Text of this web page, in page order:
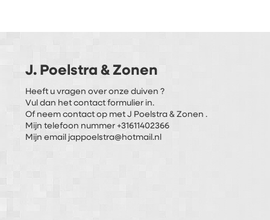
J. Poelstra & Zonen
Heeft u vragen over onze duiven ?
Vul dan het contact formulier in.
Of neem contact op met J Poelstra & Zonen .
Mijn telefoon nummer +31611402366
Mijn email jappoelstra@hotmail.nl